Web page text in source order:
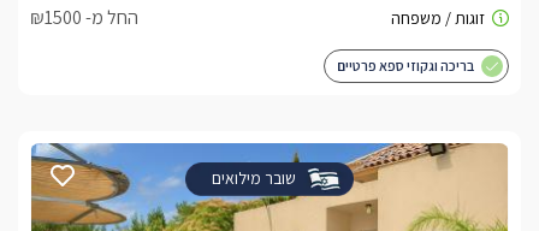
החל מ- ₪1500
בריכה וגקוזי ספא פרטיים
שובר מילואים